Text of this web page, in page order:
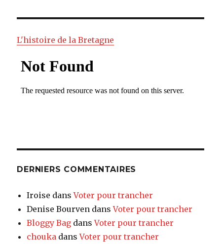
L'histoire de la Bretagne
DERNIERS COMMENTAIRES
Iroise dansVoter pour trancher
Denise Bourven dansVoter pour trancher
Bloggy Bag dansVoter pour trancher
chouka dansVoter pour trancher